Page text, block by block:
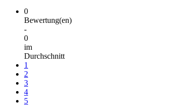
0
Bewertung(en)
-
0
im
Durchschnitt
1
2
3
4
5